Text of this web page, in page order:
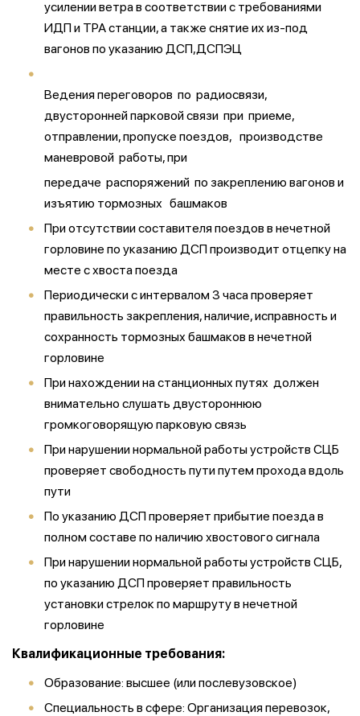
усилении ветра в соответствии с требованиями
ИДП и ТРА станции, а также снятие их из-под
вагонов по указанию ДСП,ДСПЭЦ
Ведения переговоров по радиосвязи,
двусторонней парковой связи при приеме,
отправлении, пропуске поездов, производстве
маневровой работы, при
передаче распоряжений по закреплению вагонов и
изъятию тормозных башмаков
При отсутствии составителя поездов в нечетной
горловине по указанию ДСП производит отцепку на
месте с хвоста поезда
Периодически с интервалом 3 часа проверяет
правильность закрепления, наличие, исправность и
сохранность тормозных башмаков в нечетной
горловине
При нахождении на станционных путях должен
внимательно слушать двустороннюю
громкоговорящую парковую связь
При нарушении нормальной работы устройств СЦБ
проверяет свободность пути путем прохода вдоль
пути
По указанию ДСП проверяет прибытие поезда в
полном составе по наличию хвостового сигнала
При нарушении нормальной работы устройств СЦБ,
по указанию ДСП проверяет правильность
установки стрелок по маршруту в нечетной
горловине
Квалификационные требования:
Образование: высшее (или послевузовское)
Специальность в сфере: Организация перевозок,